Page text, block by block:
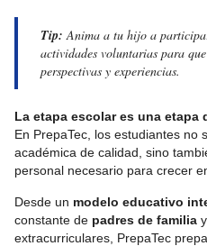
Tip: Anima a tu hijo a
actividades voluntarias para
perspectivas y experiencias.
La etapa escolar es una
En PrepaTec, los estudiantes no
académica de calidad, sino
personal necesario para crecer
Desde un modelo educativo
constante de padres de familia
extracurriculares, PrepaTec